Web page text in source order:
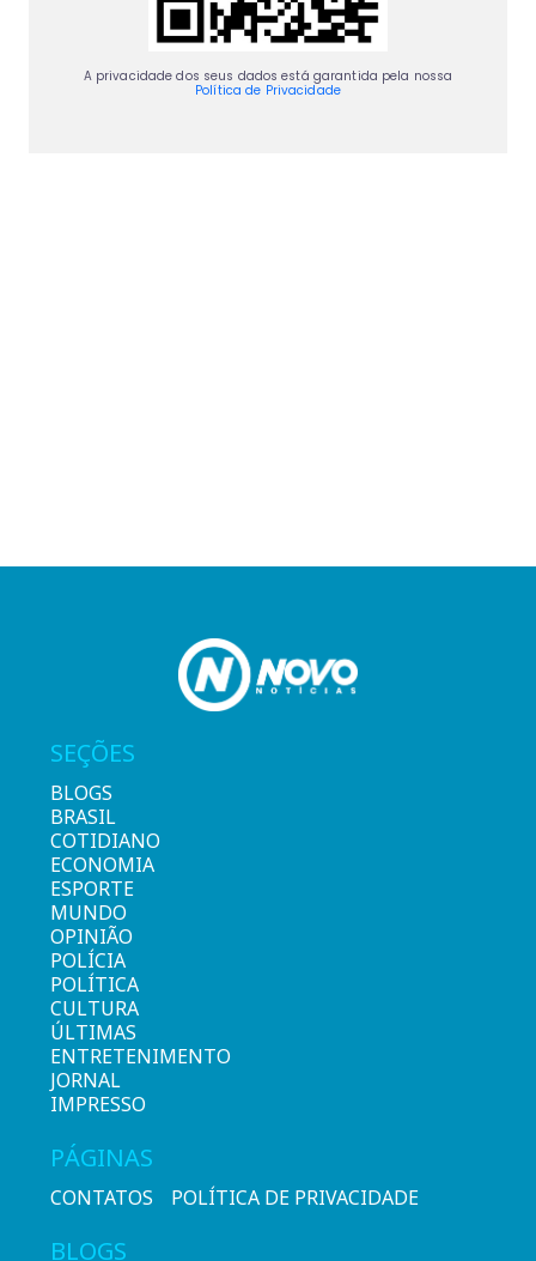
A privacidade dos seus dados está garantida pela nossa
Política de Privacidade
SEÇÕES
BLOGS
BRASIL
COTIDIANO
ECONOMIA
ESPORTE
MUNDO
OPINIÃO
POLÍCIA
POLÍTICA
CULTURA
ÚLTIMAS
ENTRETENIMENTO
JORNAL
IMPRESSO
PÁGINAS
CONTATOS POLÍTICA DE PRIVACIDADE
BLOGS